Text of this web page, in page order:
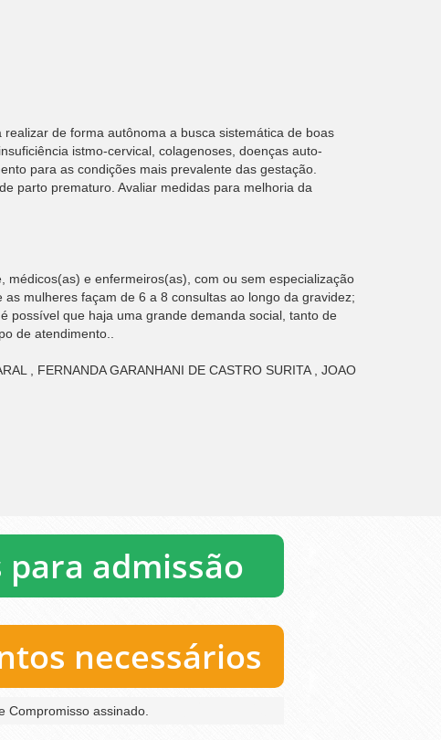
de forma autônoma a busca sistemática de boas
istmo-cervical, colagenoses, doenças auto-
para as condições mais prevalente das gestação.
parto prematuro. Avaliar medidas para melhoria da
e enfermeiros(as), com ou sem especialização
mulheres façam de 6 a 8 consultas ao longo da gravidez;
possível que haja uma grande demanda social, tanto de
de atendimento..
, FERNANDA GARANHANI DE CASTRO SURITA , JOAO
admissão
necessários
Compromisso assinado.